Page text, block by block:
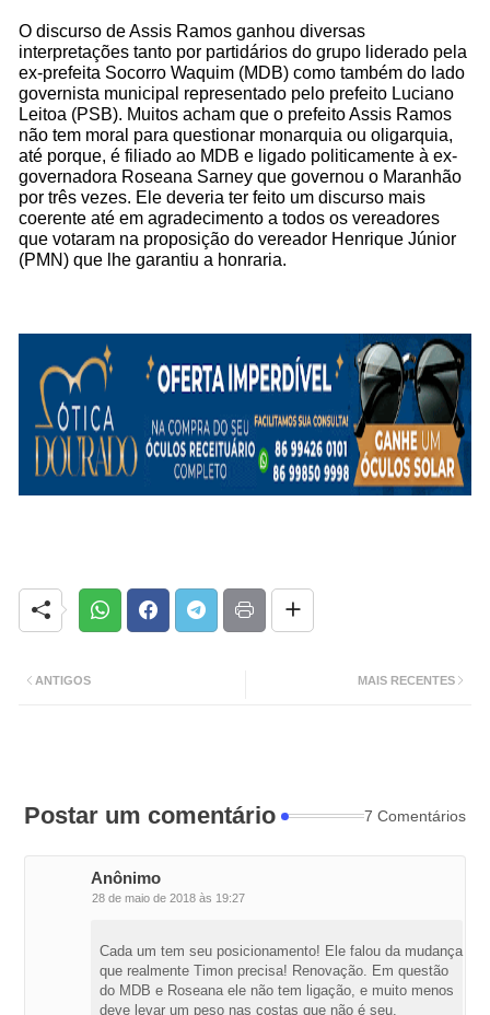
O discurso de Assis Ramos ganhou diversas
interpretações tanto por partidários do grupo liderado pela
ex-prefeita Socorro Waquim (MDB) como também do lado
governista municipal representado pelo prefeito Luciano
Leitoa (PSB). Muitos acham que o prefeito Assis Ramos
não tem moral para questionar monarquia ou oligarquia,
até porque, é filiado ao MDB e ligado politicamente à ex-
governadora Roseana Sarney que governou o Maranhão
por três vezes. Ele deveria ter feito um discurso mais
coerente até em agradecimento a todos os vereadores
que votaram na proposição do vereador Henrique Júnior
(PMN) que lhe garantiu a honraria.
MAIS RECENTES
ANTIGOS
Postar um comentário 7 Comentários
Anônimo
28 de maio de 2018 às 19:27
Cada um tem seu posicionamento! Ele falou da mudança
que realmente Timon precisa! Renovação. Em questão
do MDB e Roseana ele não tem ligação, e muito menos
deve levar um peso nas costas que não é seu.